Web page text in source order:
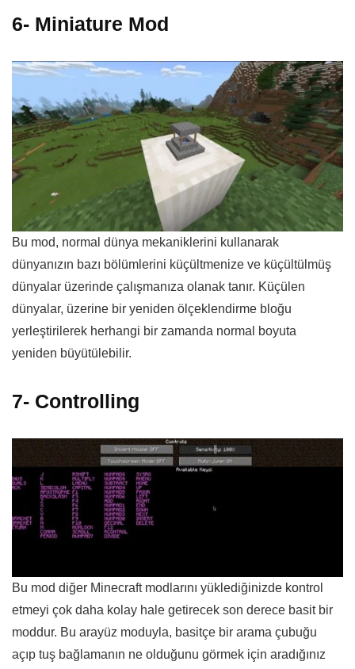
6- Miniature Mod
Bu mod, normal dünya mekaniklerini kullanarak
dünyanızın bazı bölümlerini küçültmenize ve küçültülmüş
dünyalar üzerinde çalışmanıza olanak tanır. Küçülen
dünyalar, üzerine bir yeniden ölçeklendirme bloğu
yerleştirilerek herhangi bir zamanda normal boyuta
yeniden büyütülebilir.
7- Controlling
Bu mod diğer Minecraft modlarını yüklediğinizde kontrol
etmeyi çok daha kolay hale getirecek son derece basit bir
moddur. Bu arayüz moduyla, basitçe bir arama çubuğu
açıp tuş bağlamanın ne olduğunu görmek için aradığınız